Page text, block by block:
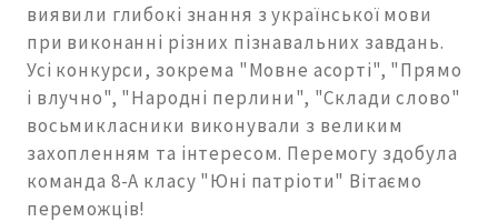
виявили глибокі знання з української мови
при виконанні різних пізнавальних завдань.
Усі конкурси, зокрема "Мовне асорті", "Прямо
і влучно", "Народні перлини", "Склади слово"
восьмикласники виконували з великим
захопленням та інтересом. Перемогу здобула
команда 8-А класу "Юні патріоти" Вітаємо
переможців!